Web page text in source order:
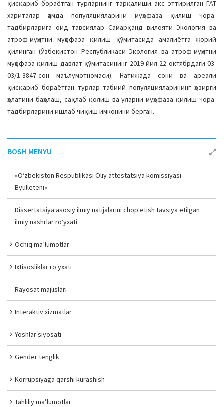
қисқариб бораётган турларнинг тарқалиши акс эттирилган ГАТ
хариталар ҳамда популяцияларини муҳофаза қилиш чора-
тадбирларига оид тавсиялар Самарқанд вилояти Экология ва
атроф-муҳитни муҳофаза қилиш қўмитасида амалиётга жорий
қилинган (Ўзбекистон Республикаси Экология ва атроф-муҳитни
муҳофаза қилиш давлат қўмитасининг 2019 йил 22 октябрдаги 03-
03/1-3847-сон маълумотномаси). Натижада сони ва ареали
қисқариб бораётган турлар табиий популяцияларининг ҳозирги
ҳолатини баҳолаш, сақлаб қолиш ва уларни муҳофаза қилиш чора-
тадбирларини ишлаб чиқиш имконини берган.
BOSH MENYU
«O‘zbekiston Respublikasi Oliy attestatsiya komissiyasi
Byulleteni»
Dissertatsiya asosiy ilmiy natijalarini chop etish tavsiya etilgan
ilmiy nashrlar ro‘yxati
Ochiq ma’lumotlar
Ixtisosliklar ro‘yxati
Rayosat majlislari
Interaktiv xizmatlar
Yoshlar siyosati
Gender tenglik
Korrupsiyaga qarshi kurashish
Tahliliy ma’lumotlar